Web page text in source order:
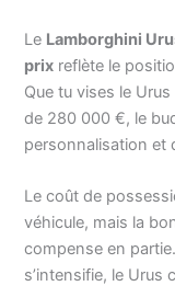
Le Lamborghini
prix reflète le
Que tu vises le
de 280 000 €, le
personnalisation et
Le coût de
véhicule, mais la
compense en
s’intensifie, le Urus